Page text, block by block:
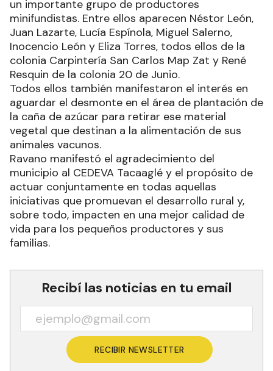
un importante grupo de productores
minifundistas. Entre ellos aparecen Néstor León,
Juan Lazarte, Lucía Espínola, Miguel Salerno,
Inocencio León y Eliza Torres, todos ellos de la
colonia Carpintería San Carlos Map Zat y René
Resquin de la colonia 20 de Junio.
Todos ellos también manifestaron el interés en
aguardar el desmonte en el área de plantación de
la caña de azúcar para retirar ese material
vegetal que destinan a la alimentación de sus
animales vacunos.
Ravano manifestó el agradecimiento del
municipio al CEDEVA Tacaaglé y el propósito de
actuar conjuntamente en todas aquellas
iniciativas que promuevan el desarrollo rural y,
sobre todo, impacten en una mejor calidad de
vida para los pequeños productores y sus
familias.
Recibí las noticias en tu email
RECIBIR NEWSLETTER